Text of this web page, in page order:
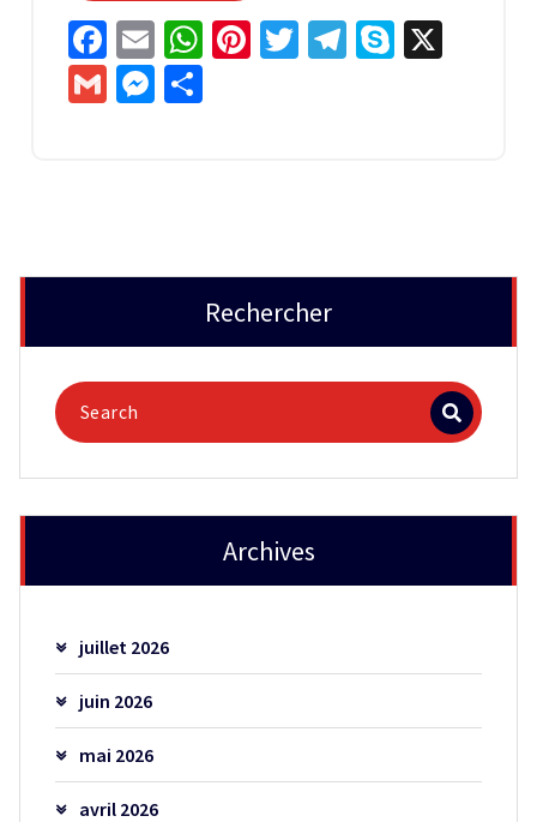
Facebook
EmailWhatsApp
Pinterest
Twitter
Telegram
Skype
GmailMessenger
Rechercher
Archives
juillet 2026
juin 2026
mai 2026
avril 2026